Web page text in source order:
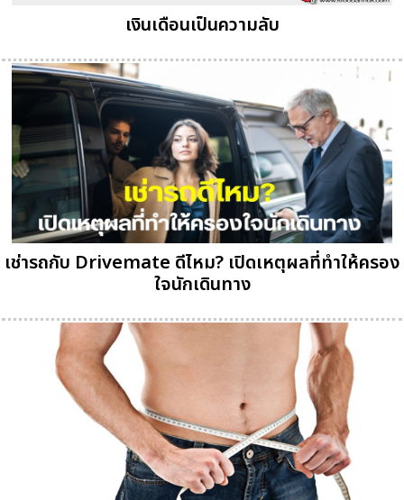
เงินเดือนเป็นความลับ
เช่ารถกับ Drivemate ดีไหม? เปิดเหตุผลที่ทำให้ครอง
ใจนักเดินทาง